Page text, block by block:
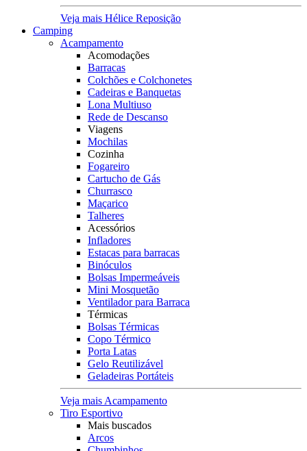
Veja mais Hélice Reposição
Camping
Acampamento
Acomodações
Barracas
Colchões e Colchonetes
Cadeiras e Banquetas
Lona Multiuso
Rede de Descanso
Viagens
Mochilas
Cozinha
Fogareiro
Cartucho de Gás
Churrasco
Maçarico
Talheres
Acessórios
Infladores
Estacas para barracas
Binóculos
Bolsas Impermeáveis
Mini Mosquetão
Ventilador para Barraca
Térmicas
Bolsas Térmicas
Copo Térmico
Porta Latas
Gelo Reutilizável
Geladeiras Portáteis
Veja mais Acampamento
Tiro Esportivo
Mais buscados
Arcos